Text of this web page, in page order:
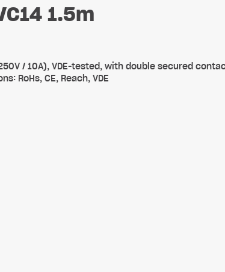
1.5m
/ 10A), VDE-tested, with double secured
RoHs, CE, Reach, VDE